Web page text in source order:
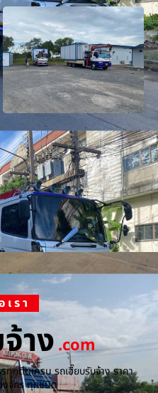
รา
าง.com
ทุกติดเครน รถเฮี๊ยบรับจ้าง ราคา
งจักร ทุกชนิด